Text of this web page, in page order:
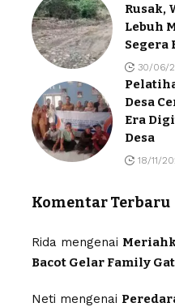
Rusak,
Lebuh
Segera
30/06/
Desa
Era
Desa
18/11/
Komentar Terbaru
Rida mengenai
Bacot Gelar Family
Neti mengenai